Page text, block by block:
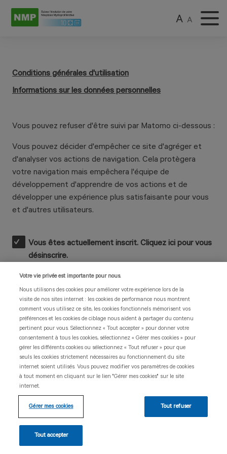
A A
Conditions générales d'utilisation
Informations sur les données personnelles
Vous pouvez refuser d'être suivi par Matomo ci-dessous :
Vous pouvez décider d'empêcher ce site d'agréger et
d'analyser vos actions de navigation. Cela protègera
votre navigation mais empêchera l'équipe de
développement d'apprendre de vos actions et de
développer une expérience plus satisfaisante pour vous
et d'autres utilisateurs.
Vous êtes actuellement inscrit. Cliquez ici pour vous
désinscrire.
Documentation légale
284780 – juin 2023 - © Novartis Pharma SAS
Votre vie privée est importante pour nous.
Nous utilisons des cookies pour améliorer votre expérience lors de la
visite de nos sites internet : les cookies de performance nous montrent
comment vous utilisez ce site, les cookies fonctionnels mémorisent vos
préférences et les cookies de ciblage nous aident à partager du contenu
pertinent pour vous. Sélectionnez « Tout accepter » pour donner votre
consentement à tous les cookies, sélectionnez « Gérer mes cookies » pour
gérer les différents cookies ou sélectionnez « Tout refuser » pour que
seuls les cookies strictement nécessaires au fonctionnement du site
internet soient utilisés. Vous pouvez modifier vos paramètres de cookies
à tout moment en cliquant sur le lien "Gérer mes cookies" sur le site
internet.
Gérer mes cookies
Tout refuser
Tout accepter